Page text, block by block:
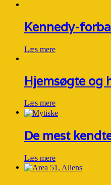
Kennedy-
Læs mere
Hjemsøgte og
Læs mere
De mest
Læs mere